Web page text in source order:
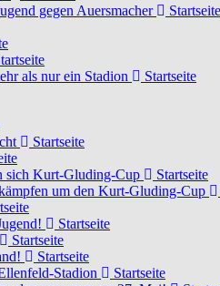
gegen Auersmacher
Startseite
als nur ein Stadion
Startseite
Startseite
sich Kurt-Gluding-Cup
Startseite
um den Kurt-Gluding-Cup
Startseite
Startseite
Startseite
Stadion
Startseite